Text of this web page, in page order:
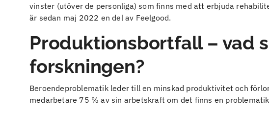
vinster (utöver de personliga) som finns med att erbjuda
är sedan maj 2022 en del av Feelgood.
Produktionsbortfall – vad
forskningen?
Beroendeproblematik leder till en minskad produktivitet och
medarbetare 75 % av sin arbetskraft om det finns en